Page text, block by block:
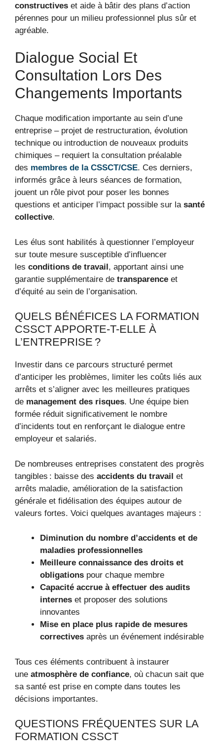
constructives et aide à bâtir des plans d’action
pérennes pour un milieu professionnel plus sûr et
agréable.
Dialogue Social Et
Consultation Lors Des
Changements Importants
Chaque modification importante au sein d’une
entreprise – projet de restructuration, évolution
technique ou introduction de nouveaux produits
chimiques – requiert la consultation préalable
des membres de la CSSCT/CSE. Ces derniers,
informés grâce à leurs séances de formation,
jouent un rôle pivot pour poser les bonnes
questions et anticiper l’impact possible sur la santé
collective.
Les élus sont habilités à questionner l’employeur
sur toute mesure susceptible d’influencer
les conditions de travail, apportant ainsi une
garantie supplémentaire de transparence et
d’équité au sein de l’organisation.
QUELS BÉNÉFICES LA FORMATION
CSSCT APPORTE-T-ELLE À
L’ENTREPRISE ?
Investir dans ce parcours structuré permet
d’anticiper les problèmes, limiter les coûts liés aux
arrêts et s’aligner avec les meilleures pratiques
de management des risques. Une équipe bien
formée réduit significativement le nombre
d’incidents tout en renforçant le dialogue entre
employeur et salariés.
De nombreuses entreprises constatent des progrès
tangibles : baisse des accidents du travail et
arrêts maladie, amélioration de la satisfaction
générale et fidélisation des équipes autour de
valeurs fortes. Voici quelques avantages majeurs :
Diminution du nombre d’accidents et de
maladies professionnelles
Meilleure connaissance des droits et
obligations pour chaque membre
Capacité accrue à effectuer des audits
internes et proposer des solutions
innovantes
Mise en place plus rapide de mesures
correctives après un événement indésirable
Tous ces éléments contribuent à instaurer
une atmosphère de confiance, où chacun sait que
sa santé est prise en compte dans toutes les
décisions importantes.
QUESTIONS FRÉQUENTES SUR LA
FORMATION CSSCT